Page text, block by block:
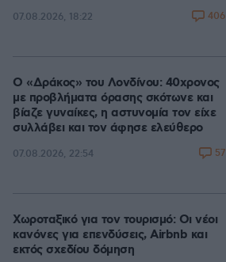
07.08.2026, 18:22 406
Ο «Δράκος» του Λονδίνου: 40χρονος
με προβλήματα όρασης σκότωνε και
βίαζε γυναίκες, η αστυνομία τον είχε
συλλάβει και τον άφησε ελεύθερο
07.08.2026, 22:54 57
Χωροταξικό για τον τουρισμό: Οι νέοι
κανόνες για επενδύσεις, Airbnb και
εκτός σχεδίου δόμηση